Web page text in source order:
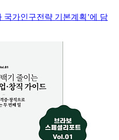
국가인구전략 기본계획’에 담